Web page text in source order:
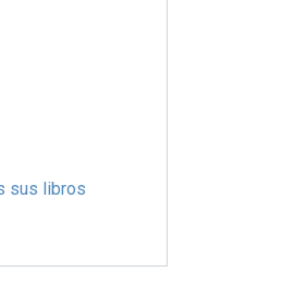
sus libros